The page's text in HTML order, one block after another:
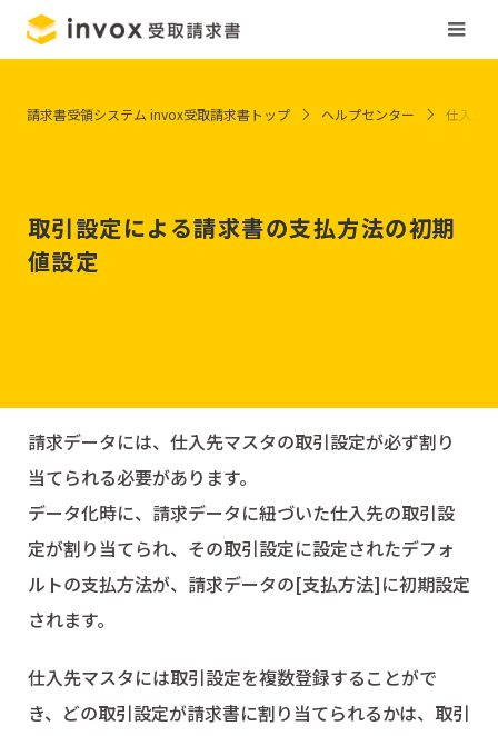
取引設定による請求書の支払方法の初期
値設定
請求書受領システム invox受取請求書トップ ヘルプセンター 仕入先
請求データには、仕入先マスタの取引設定が必ず割り
当てられる必要があります。
データ化時に、請求データに紐づいた仕入先の取引設
定が割り当てられ、その取引設定に設定されたデフォ
ルトの支払方法が、請求データの[支払方法]に初期設定
されます。
仕入先マスタには取引設定を複数登録することがで
き、どの取引設定が請求書に割り当てられるかは、取引